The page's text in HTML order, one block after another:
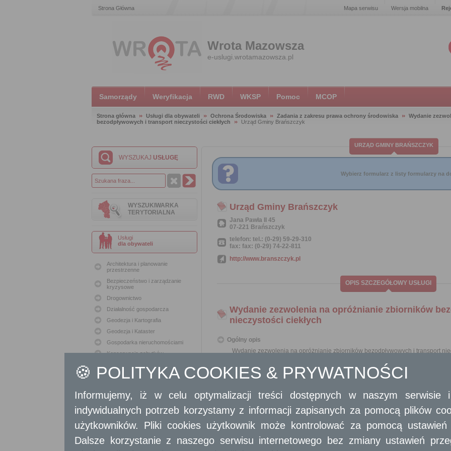
Strona Główna Mapa serwisu Wersja mobilna
Wrota Mazowsza
e-uslugi.wrotamazowsza.pl
Samorządy Weryfikacja RWD WKSP Pomoc MCOP
Strona główna Usługi dla obywateli Ochrona Środowiska Zadania z zakresu prawa ochrony środowiska
Wydanie
bezodpływowych i transport nieczystości ciekłych
Urząd Gminy Brańszczyk
WYSZUKAJ USŁUGĘ
WYSZUKIWARKA
TERYTORIALNA
Usługi
dla obywateli
Architektura i planowanie
przestrzenne
Bezpieczeństwo i zarządzanie
kryzysowe
Drogownictwo
Działalność gospodarcza
Geodezja i Kartografia
Geodezja i Kataster
Gospodarka nieruchomościami
Konserwacja zabytków
Oświata
Polityka lokalowa
Polityka społeczna
Sport i Rekreacja
Sprawy komunalne
URZĄD GMINY BRAŃSZCZYK
Wybierz formularz z listy formularzy na
Urząd Gminy Brańszczyk
Jana Pawła II 45
07-221 Brańszczyk
telefon: tel.: (0-29) 59-29-310
fax: fax: (0-29) 74-22-811
http://www.branszczyk.pl
OPIS SZCZEGÓŁOWY USŁUGI
Wydanie zezwolenia na opróżnianie zbiorników
nieczystości ciekłych
Ogólny opis
Wydanie zezwolenia na opróżnianie zbiorników bezodpływowych i transport
Opis skrócony
nieczystości ciekłych wymagane jest uzyskanie zezwolenia.
Rada gminy określa, w drodze uchwały stanowiącej akt prawa
przedsiębiorca ubiegający się o uzyskanie zezwolenia w zakresie
nieczystości ciekłych, uwzględniając opis wyposażenia technicznego
Zezwolenia udziela, w drodze decyzji, wójt, burmistrz lub prezydent miasta
usług.
Do wydawania zezwoleń nie stosuje się przepisu art. 11 ust. 9 ustawy z
🍪 POLITYKA COOKIES & PRYWATNOŚCI
Informujemy, iż w celu optymalizacji treści dostępnych w naszym serwisie
indywidualnych potrzeb korzystamy z informacji zapisanych za pomocą plików
użytkowników. Pliki cookies użytkownik może kontrolować za pomocą
Dalsze korzystanie z naszego serwisu internetowego bez zmiany ustawień